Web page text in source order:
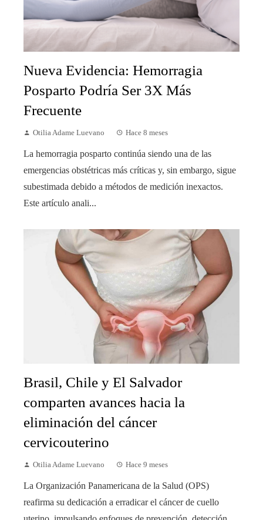
Nueva Evidencia: Hemorragia
Posparto Podría Ser 3X Más
Frecuente
Otilia Adame Luevano Hace 8 meses
La hemorragia posparto continúa siendo una de las
emergencias obstétricas más críticas y, sin embargo, sigue
subestimada debido a métodos de medición inexactos.
Este artículo anali...
Brasil, Chile y El Salvador
comparten avances hacia la
eliminación del cáncer
cervicouterino
Otilia Adame Luevano Hace 9 meses
La Organización Panamericana de la Salud (OPS)
reafirma su dedicación a erradicar el cáncer de cuello